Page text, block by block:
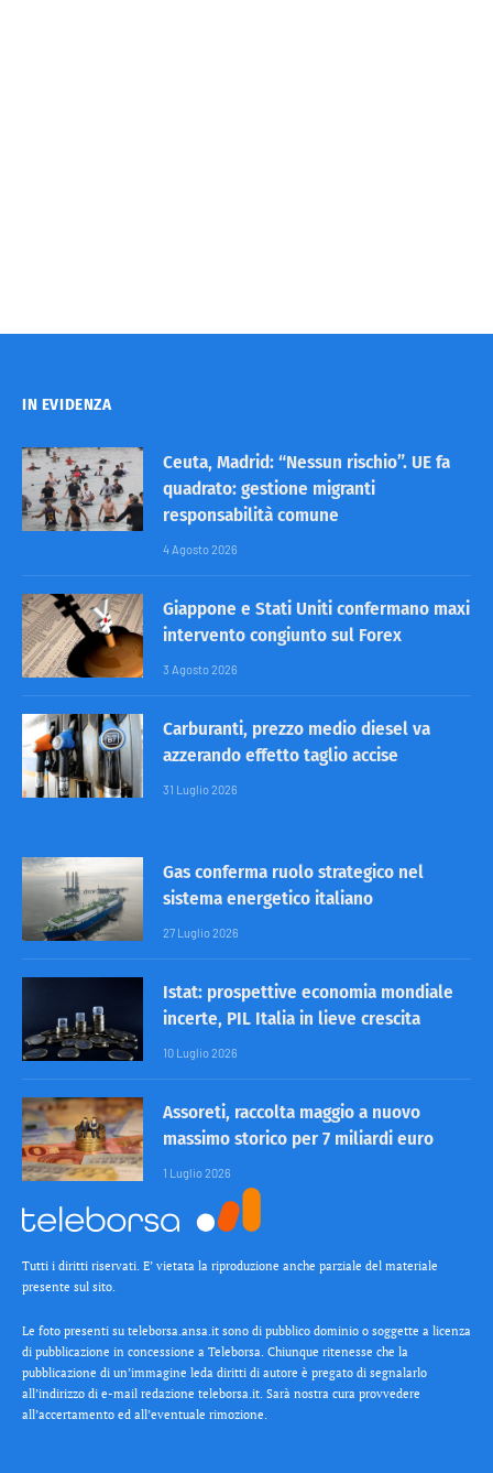
IN EVIDENZA
Ceuta, Madrid: “Nessun rischio”. UE fa
quadrato: gestione migranti
responsabilità comune
4 Agosto 2026
Giappone e Stati Uniti confermano maxi
intervento congiunto sul Forex
3 Agosto 2026
Carburanti, prezzo medio diesel va
azzerando effetto taglio accise
31 Luglio 2026
Gas conferma ruolo strategico nel
sistema energetico italiano
27 Luglio 2026
Istat: prospettive economia mondiale
incerte, PIL Italia in lieve crescita
10 Luglio 2026
Assoreti, raccolta maggio a nuovo
massimo storico per 7 miliardi euro
1 Luglio 2026
Tutti i diritti riservati. E’ vietata la riproduzione anche parziale del materiale
presente sul sito.
Le foto presenti su teleborsa.ansa.it sono di pubblico dominio o soggette a licenza
di pubblicazione in concessione a Teleborsa. Chiunque ritenesse che la
pubblicazione di un’immagine leda diritti di autore è pregato di segnalarlo
all’indirizzo di e-mail redazione teleborsa.it. Sarà nostra cura provvedere
all’accertamento ed all’eventuale rimozione.